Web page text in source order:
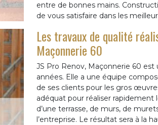
entre de bonnes mains.
de vous satisfaire dans les
Les travaux de qualité
Maçonnerie 60
JS Pro Renov, Maçonnerie 60
années. Elle a une équipe
de ses clients pour les gros
adéquat pour réaliser rapidement
d’une terrasse, de murs, de
l’entreprise. Le résultat sera à la